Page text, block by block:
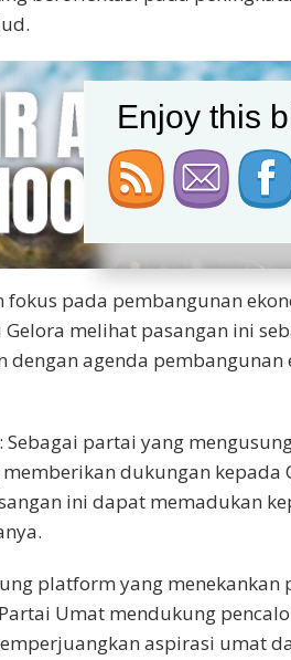
fokus pada pembangunan
melihat pasangan ini
dengan agenda pembangunan
Sebagai partai yang
dukungan
ini dapat memadukan
platform yang
Umat mendukung
aspirasi umat
Enjoy this